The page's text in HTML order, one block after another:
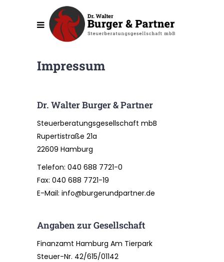
Impressum
Dr. Walter Burger & Partner
Steuerberatungsgesellschaft mbB
Rupertistraße 21a
22609 Hamburg
Telefon: 040 688 7721-0
Fax: 040 688 7721-19
E-Mail: info@burgerundpartner.de
Angaben zur Gesellschaft
Finanzamt Hamburg Am Tierpark
Steuer-Nr. 42/615/01142